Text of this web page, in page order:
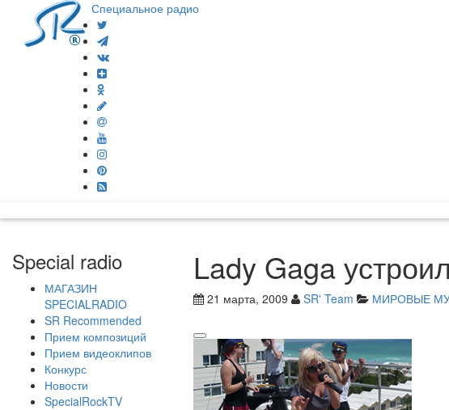
Специальное радио
Special radio
МАГАЗИН
SPECIALRADIO
SR Recommended
Прием композиций
Прием видеоклипов
Конкурс
Новости
SpecialRockTV
Lady Gaga
21 марта, 2009 SR' Team МИРОВЫЕ